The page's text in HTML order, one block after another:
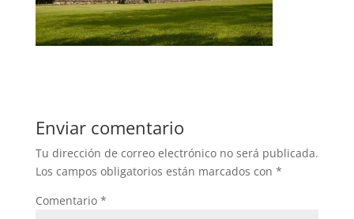
Enviar comentario
Tu dirección de correo electrónico no será publicada.
Los campos obligatorios están marcados con *
Comentario *